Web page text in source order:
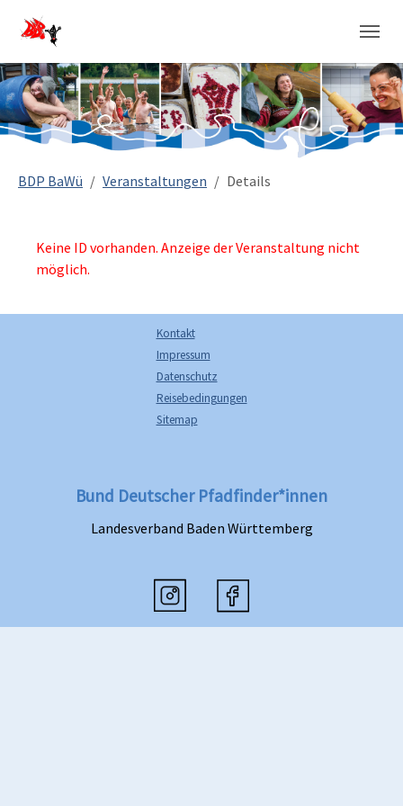
BDP BaWü Veranstaltungen Details
Keine ID vorhanden. Anzeige der Veranstaltung nicht
möglich.
Kontakt
Impressum
Datenschutz
Reisebedingungen
Sitemap
Bund Deutscher Pfadfinder*innen
Landesverband Baden Württemberg